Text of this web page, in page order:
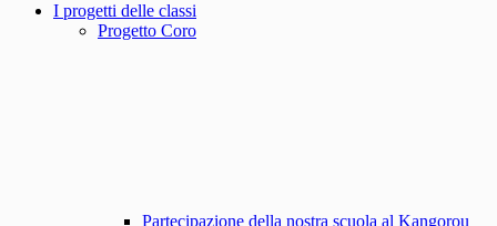
I progetti delle classi
Progetto Coro
Partecipazione della nostra scuola al Kangorou